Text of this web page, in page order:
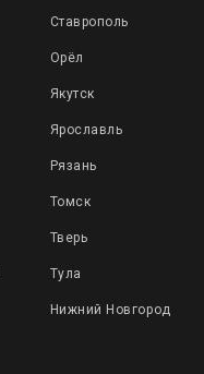
Ставрополь
Орёл
Якутск
Ярославль
Рязань
Томск
Тверь
Тула
Нижний Новгород